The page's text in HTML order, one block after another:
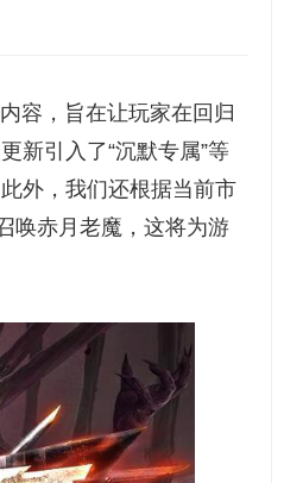
容，旨在让玩家在回归
新引入了“沉默专属”等
外，我们还根据当前市
唤赤月老魔，这将为游